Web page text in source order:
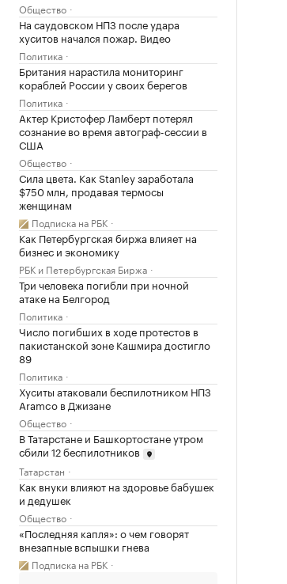
Общество
На саудовском НПЗ после удара
хуситов начался пожар. Видео
Политика
Британия нарастила мониторинг
кораблей России у своих берегов
Политика
Актер Кристофер Ламберт потерял
сознание во время автограф-сессии в
США
Общество
Сила цвета. Как Stanley заработала
$750 млн, продавая термосы
женщинам
Подписка на РБК
Как Петербургская биржа влияет на
бизнес и экономику
РБК и Петербургская Биржа
Три человека погибли при ночной
атаке на Белгород
Политика
Число погибших в ходе протестов в
пакистанской зоне Кашмира достигло
89
Политика
Хуситы атаковали беспилотником НПЗ
Aramco в Джизане
Общество
В Татарстане и Башкортостане утром
сбили 12 беспилотников
Татарстан
Как внуки влияют на здоровье бабушек
и дедушек
Общество
«Последняя капля»: о чем говорят
внезапные вспышки гнева
Подписка на РБК